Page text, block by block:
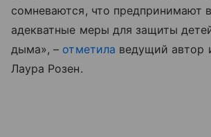
сомневаются, что предпринимают
адекватные меры для защиты
дыма», – отметила ведущий автор
Лаура Розен.